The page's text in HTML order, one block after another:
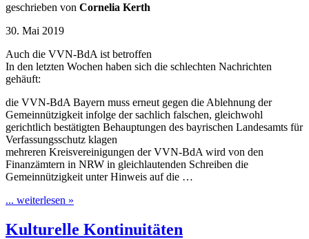
geschrieben von Cornelia Kerth
30. Mai 2019
Auch die VVN-BdA ist betroffen
In den letzten Wochen haben sich die schlechten Nachrichten
gehäuft:
die VVN-BdA Bayern muss erneut gegen die Ablehnung der
Gemeinnützigkeit infolge der sachlich falschen, gleichwohl
gerichtlich bestätigten Behauptungen des bayrischen Landesamts für
Verfassungsschutz klagen
mehreren Kreisvereinigungen der VVN-BdA wird von den
Finanzämtern in NRW in gleichlautenden Schreiben die
Gemeinnützigkeit unter Hinweis auf die …
... weiterlesen »
Kulturelle Kontinuitäten